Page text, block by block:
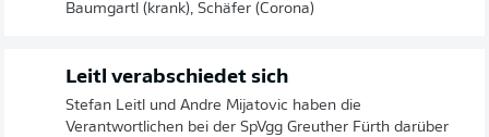
Baumgartl (krank), Schäfer (Corona)
Leitl verabschiedet sich
Stefan Leitl und Andre Mijatovic haben die
Verantwortlichen bei der SpVgg Greuther Fürth darüber